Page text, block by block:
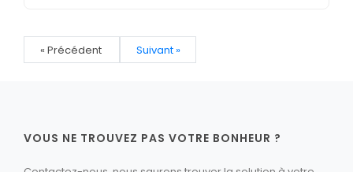
« Précédent Suivant »
VOUS NE TROUVEZ PAS VOTRE BONHEUR ?